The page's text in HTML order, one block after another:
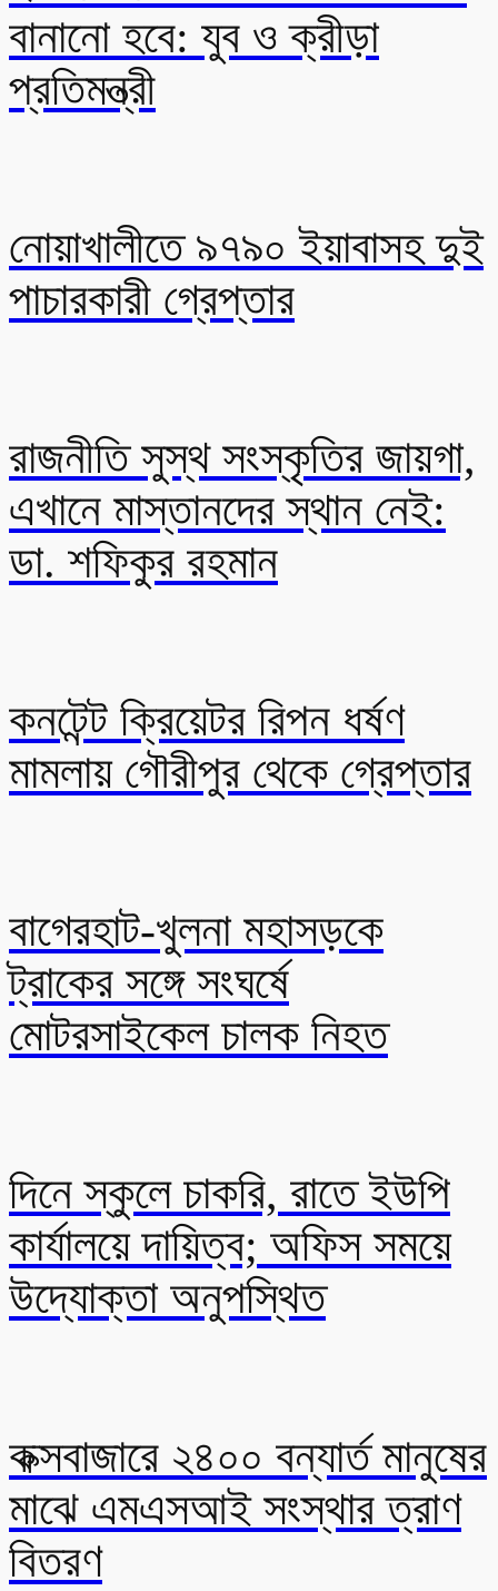
বানানো হবে: যুব ও ক্রীড়া
প্রতিমন্ত্রী
নোয়াখালীতে ৯৭৯০ ইয়াবাসহ দুই
পাচারকারী গ্রেপ্তার
রাজনীতি সুস্থ সংস্কৃতির জায়গা,
এখানে মাস্তানদের স্থান নেই:
ডা. শফিকুর রহমান
কনটেন্ট ক্রিয়েটর রিপন ধর্ষণ
মামলায় গৌরীপুর থেকে গ্রেপ্তার
বাগেরহাট-খুলনা মহাসড়কে
ট্রাকের সঙ্গে সংঘর্ষে
মোটরসাইকেল চালক নিহত
দিনে স্কুলে চাকরি, রাতে ইউপি
কার্যালয়ে দায়িত্ব; অফিস সময়ে
উদ্যোক্তা অনুপস্থিত
কক্সবাজারে ২৪০০ বন্যার্ত মানুষের
মাঝে এমএসআই সংস্থার ত্রাণ
বিতরণ